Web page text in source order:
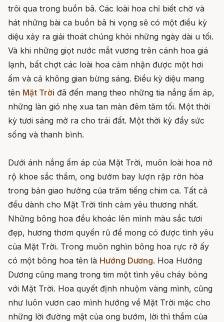
trôi qua trong buồn bã. Các loài hoa chỉ biết chờ và
hát những bài ca buồn bã hi vọng sẽ có một điều kỳ
diệu xảy ra giải thoát chúng khỏi những ngày dài u tối.
Và khi những giọt nước mắt vương trên cánh hoa giá
lạnh, bất chợt các loài hoa cảm nhận được một hơi
ấm và cả không gian bừng sáng. Điều kỳ diệu mang
tên Mặt Trời đã đến mang theo những tia nắng ấm áp,
những làn gió nhẹ xua tan màn đêm tăm tối. Một thời
kỳ tươi sáng mở ra cho trái đất. Một thời kỳ đầy sức
sống và thanh bình.
Dưới ánh nắng ấm áp của Mặt Trời, muôn loài hoa nở
rộ khoe sắc thắm, ong bướm bay lượn rập rờn hòa
trong bản giao hưởng của trăm tiếng chim ca. Tất cả
đều dành cho Mặt Trời tình cảm yêu thương nhất.
Những bông hoa đều khoác lên mình màu sắc tươi
đẹp, hương thơm quyến rũ để mong có được tình yêu
của Mặt Trời. Trong muôn nghìn bông hoa rực rỡ ấy
có một bông hoa tên là Hướng Dương. Hoa Hướng
Dương cũng mang trong tim một tình yêu cháy bỏng
với Mặt Trời. Hoa quyết định nhuộm vàng mình, cũng
như luôn vươn cao mình hướng về Mặt Trời mặc cho
những lời đường mật của ong bướm, lời thì thầm của